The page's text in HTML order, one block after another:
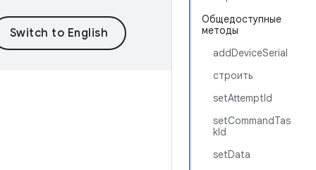
Общедоступные
методы
addDeviceSerial
строить
setAttemptId
setCommandTas
kId
setData